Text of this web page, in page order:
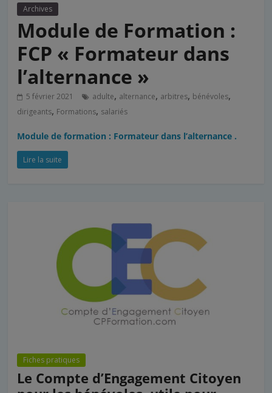
Archives
Module de Formation :
FCP « Formateur dans
l’alternance »
5 février 2021 adulte, alternance, arbitres, bénévoles,
dirigeants, Formations, salariés
Module de formation : Formateur dans l’alternance .
Lire la suite
Fiches pratiques
Le Compte d’Engagement Citoyen